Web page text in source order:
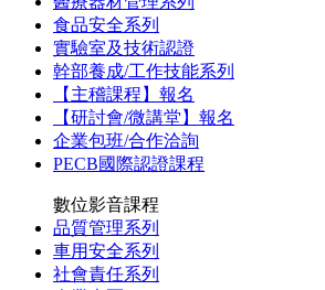
食品安全系列
實驗室及技術認證
幹部養成/工作技能系列
【主稽課程】報名
【研討會/微講堂】報名
企業包班/合作洽詢
PECB國際認證課程
數位影音課程
品質管理系列
車用安全系列
社會責任系列